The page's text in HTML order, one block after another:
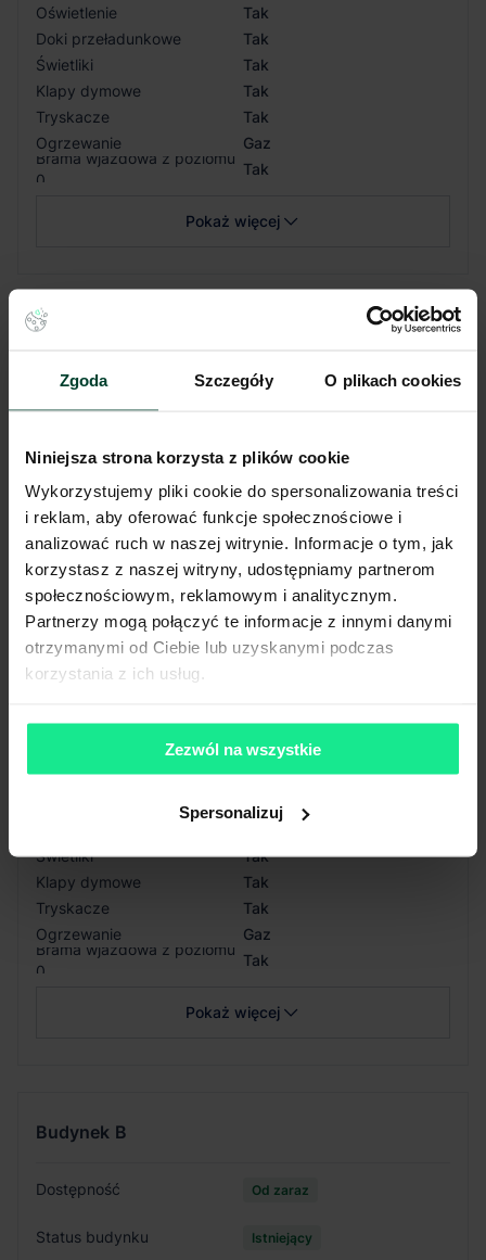
Zgoda Szczegóły O plikach cookies
Niniejsza strona korzysta z plików cookie
Wykorzystujemy pliki cookie do spersonalizowania treści
i reklam, aby oferować funkcje społecznościowe i
analizować ruch w naszej witrynie. Informacje o tym, jak
korzystasz z naszej witryny, udostępniamy partnerom
społecznościowym, reklamowym i analitycznym.
Partnerzy mogą połączyć te informacje z innymi danymi
otrzymanymi od Ciebie lub uzyskanymi podczas
korzystania z ich usług.
Zezwól na wszystkie
Spersonalizuj
Oświetlenie
Tak
Doki przeładunkowe
Tak
Świetliki
Tak
Klapy dymowe
Tak
Tryskacze
Tak
Ogrzewanie
Gaz
Brama wjazdowa z poziomu
0
Tak
Pokaż więcej
Istniejący
Całkowita pow. 11 000 m²
Dostępna powierzchnia 700 m²
Rok budowy 2011
Min. moduł
Certyfikat
Wysokość składowania
-
12x22.5 m
Nośność posadzki
5 T/m²
Tak
Świetliki
Tak
Klapy dymowe
Tak
Tryskacze
Tak
Ogrzewanie
Gaz
Brama wjazdowa z poziomu
0
Tak
Pokaż więcej
Budynek B
Dostępność Od zaraz
Status budynku Istniejący